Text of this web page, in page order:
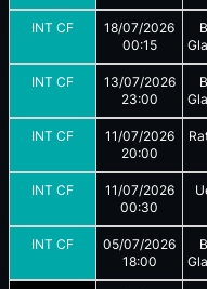
INT CF
18/07/2026
00:15
INT CF
13/07/2026
23:00
INT CF
11/07/2026
20:00
INT CF
11/07/2026
00:30
INT CF
05/07/2026
18:00